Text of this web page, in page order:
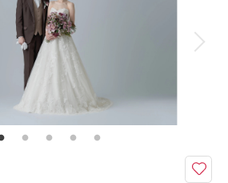
家族・友人と撮影
ォトグラファー指名
庭園での撮影